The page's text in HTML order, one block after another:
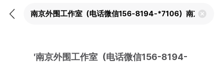
뒤
검
'南京外围工作室（电话微信156-8194-